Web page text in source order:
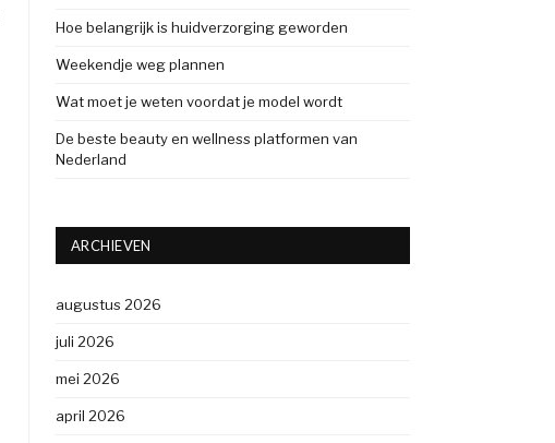
Hoe belangrijk is huidverzorging geworden
Weekendje weg plannen
Wat moet je weten voordat je model wordt
De beste beauty en wellness platformen van
Nederland
ARCHIEVEN
augustus 2026
juli 2026
mei 2026
april 2026